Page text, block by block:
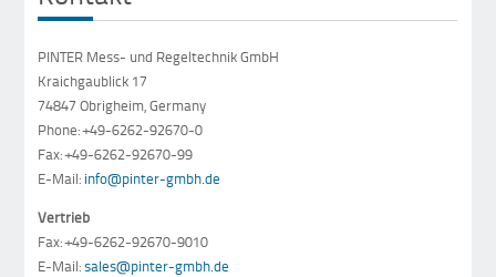
PINTER Mess- und Regeltechnik GmbH
Kraichgaublick 17
74847 Obrigheim, Germany
Phone: +49-6262-92670-0
Fax: +49-6262-92670-99
E-Mail: info@pinter-gmbh.de
Vertrieb
Fax: +49-6262-92670-9010
E-Mail:sales@pinter-gmbh.de